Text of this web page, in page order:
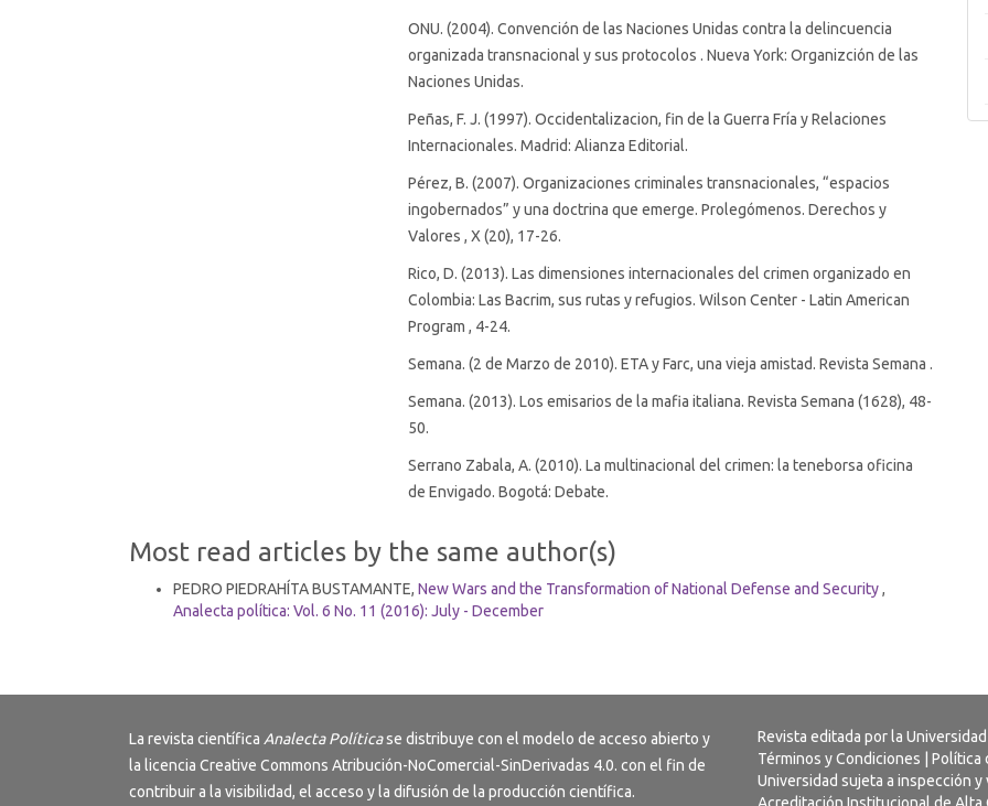
ONU. (2004). Convención de las Naciones Unidas contra la delincuencia
organizada transnacional y sus protocolos . Nueva York: Organizción de las
Naciones Unidas.
Peñas, F. J. (1997). Occidentalizacion, fin de la Guerra Fría y Relaciones
Internacionales. Madrid: Alianza Editorial.
Pérez, B. (2007). Organizaciones criminales transnacionales, “espacios
ingobernados” y una doctrina que emerge. Prolegómenos. Derechos y
Valores , X (20), 17-26.
Rico, D. (2013). Las dimensiones internacionales del crimen organizado en
Colombia: Las Bacrim, sus rutas y refugios. Wilson Center - Latin American
Program , 4-24.
Semana. (2 de Marzo de 2010). ETA y Farc, una vieja amistad. Revista Semana .
Semana. (2013). Los emisarios de la mafia italiana. Revista Semana (1628), 48-
50.
Serrano Zabala, A. (2010). La multinacional del crimen: la teneborsa oficina
de Envigado. Bogotá: Debate.
Most read articles by the same author(s)
PEDRO PIEDRAHÍTA BUSTAMANTE, New Wars and the Transformation of National Defense and Security,
Analecta política: Vol. 6 No. 11 (2016): July - December
La revista científica Analecta Políticase distribuye con el modelo de acceso abierto y
la licencia Creative Commons Atribución-NoComercial-SinDerivadas 4.0. con el fin de
contribuir a la visibilidad, el acceso y la difusión de la producción científica.
Revista editada por la
Términos y Condiciones
Política
Universidad sujeta a inspección
Acreditación Institucional de Alta